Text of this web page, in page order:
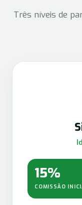
Três níveis de
15%
COMISSÃO